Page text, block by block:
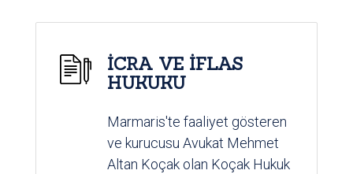
İCRA VE İFLAS
HUKUKU
Marmaris'te faaliyet gösteren
ve kurucusu Avukat Mehmet
Altan Koçak olan Koçak Hukuk